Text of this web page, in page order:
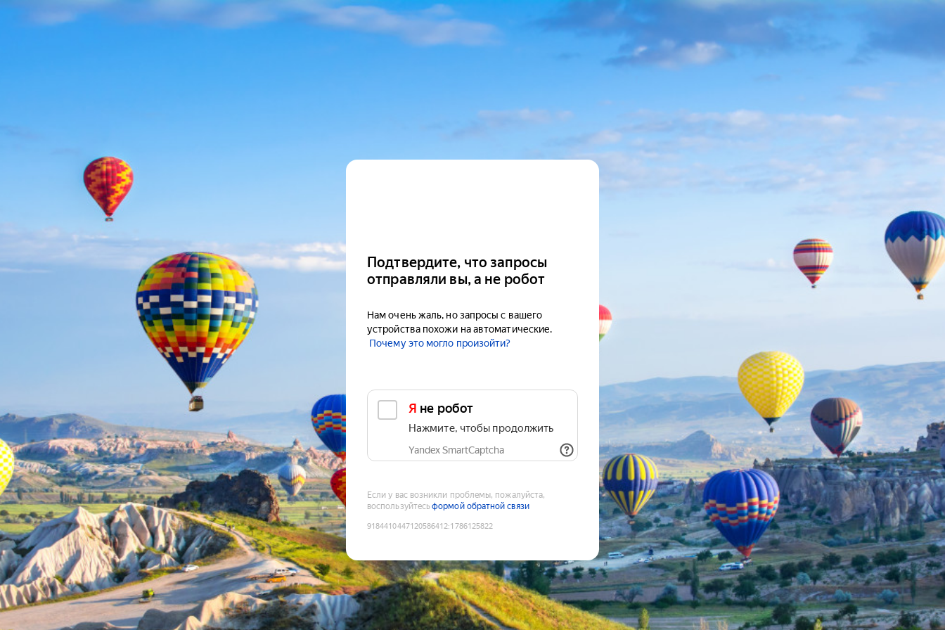
Подтвердите, что запросы
отправляли вы, а не робот
Нам очень жаль, но запросы с вашего
устройства похожи на автоматические.
Почему это могло произойти?
Я не робот
Нажмите, чтобы продолжить
Yandex SmartCaptcha
Если у вас возникли проблемы, пожалуйста,
воспользуйтесьформой обратной связи
9184410447120586412:1786125822